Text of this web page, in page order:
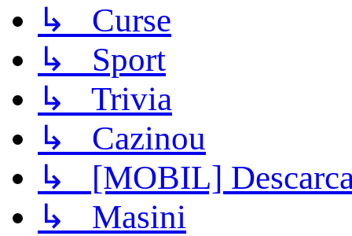
↳ Curse
↳ Sport
↳ Trivia
↳ Cazinou
↳ [MOBIL]
↳ Masini